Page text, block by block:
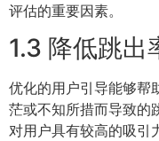
评估的重要因素。
1.3 降低跳出
优化的用户引导能够帮
茫或不知所措而导致的
对用户具有较高的吸引